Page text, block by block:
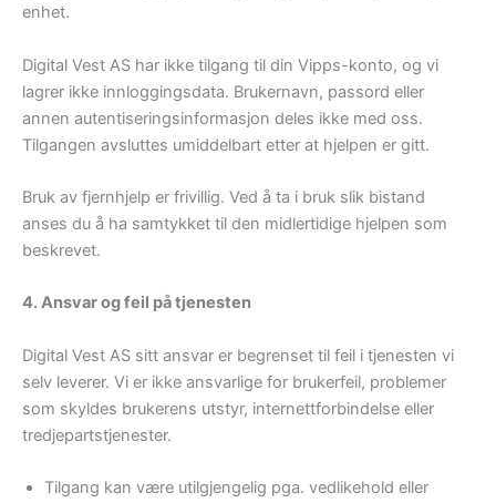
enhet.
Digital Vest AS har ikke tilgang til din Vipps-konto, og vi
lagrer ikke innloggingsdata. Brukernavn, passord eller
annen autentiseringsinformasjon deles ikke med oss.
Tilgangen avsluttes umiddelbart etter at hjelpen er gitt.
Bruk av fjernhjelp er frivillig. Ved å ta i bruk slik bistand
anses du å ha samtykket til den midlertidige hjelpen som
beskrevet.
4. Ansvar og feil på tjenesten
Digital Vest AS sitt ansvar er begrenset til feil i tjenesten vi
selv leverer. Vi er ikke ansvarlige for brukerfeil, problemer
som skyldes brukerens utstyr, internettforbindelse eller
tredjepartstjenester.
Tilgang kan være utilgjengelig pga. vedlikehold eller